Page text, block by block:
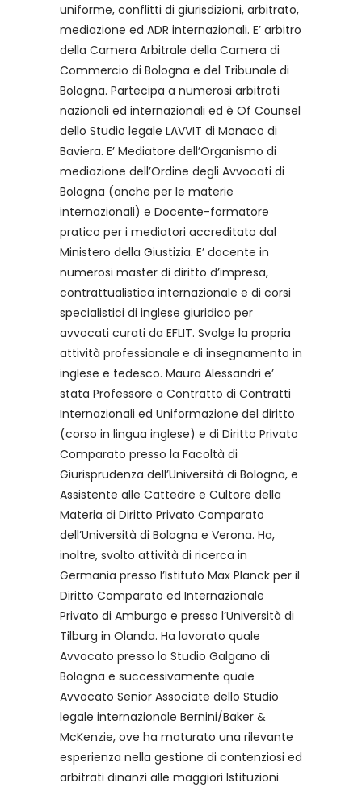
uniforme, conflitti di giurisdizioni, arbitrato,
mediazione ed ADR internazionali. E’ arbitro
della Camera Arbitrale della Camera di
Commercio di Bologna e del Tribunale di
Bologna. Partecipa a numerosi arbitrati
nazionali ed internazionali ed è Of Counsel
dello Studio legale LAVVIT di Monaco di
Baviera. E’ Mediatore dell’Organismo di
mediazione dell’Ordine degli Avvocati di
Bologna (anche per le materie
internazionali) e Docente-formatore
pratico per i mediatori accreditato dal
Ministero della Giustizia. E’ docente in
numerosi master di diritto d’impresa,
contrattualistica internazionale e di corsi
specialistici di inglese giuridico per
avvocati curati da EFLIT. Svolge la propria
attività professionale e di insegnamento in
inglese e tedesco. Maura Alessandri e’
stata Professore a Contratto di Contratti
Internazionali ed Uniformazione del diritto
(corso in lingua inglese) e di Diritto Privato
Comparato presso la Facoltà di
Giurisprudenza dell’Università di Bologna, e
Assistente alle Cattedre e Cultore della
Materia di Diritto Privato Comparato
dell’Università di Bologna e Verona. Ha,
inoltre, svolto attività di ricerca in
Germania presso l’Istituto Max Planck per il
Diritto Comparato ed Internazionale
Privato di Amburgo e presso l’Università di
Tilburg in Olanda. Ha lavorato quale
Avvocato presso lo Studio Galgano di
Bologna e successivamente quale
Avvocato Senior Associate dello Studio
legale internazionale Bernini/Baker &
McKenzie, ove ha maturato una rilevante
esperienza nella gestione di contenziosi ed
arbitrati dinanzi alle maggiori Istituzioni